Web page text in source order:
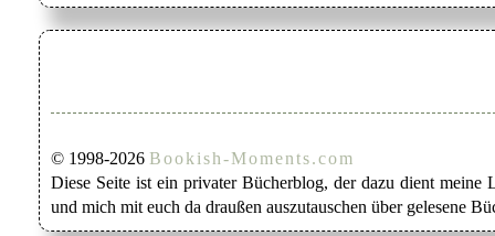
© 1998-2026 Bookish-Moments.com
Diese Seite ist ein privater Bücherblog, der dazu dient meine
und mich mit euch da draußen auszutauschen über gelesene